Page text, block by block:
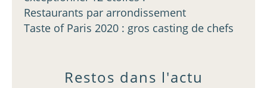
Restaurants par arrondissement
Taste of Paris 2020 : gros casting de chefs
Restos dans l'actu